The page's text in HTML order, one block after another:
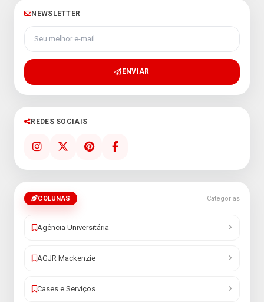
NEWSLETTER
Seu melhor e-mail
ENVIAR
REDES SOCIAIS
COLUNAS Categorias
Agência Universitária
AGJR Mackenzie
Cases e Serviços